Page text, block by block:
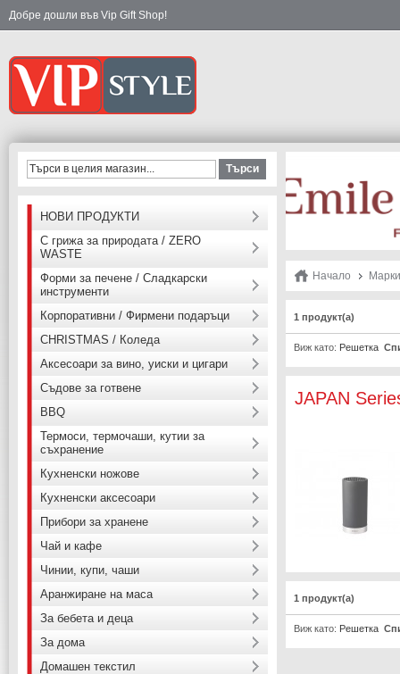
Добре дошли във Vip Gift Shop!
Начало Марки
1 продукт(а)
Виж като: Решетка
JAPAN
1 продукт(а)
Виж като: Решетка
Търси
НОВИ ПРОДУКТИ
С грижа за природата / ZERO
WASTE
Форми за печене / Сладкарски
инструменти
Корпоративни / Фирмени подаръци
CHRISTMAS / Коледа
Аксесоари за вино, уиски и цигари
Съдове за готвене
BBQ
Термоси, термочаши, кутии за
съхранение
Кухненски ножове
Кухненски аксесоари
Прибори за хранене
Чай и кафе
Чинии, купи, чаши
Аранжиране на маса
За бебета и деца
За дома
Домашен текстил